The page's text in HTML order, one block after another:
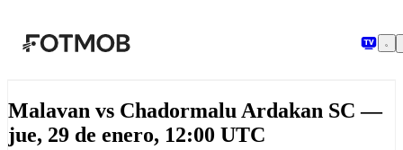
Malavan vs Chadormalu Ardakan SC —
jue, 29 de enero, 12:00 UTC